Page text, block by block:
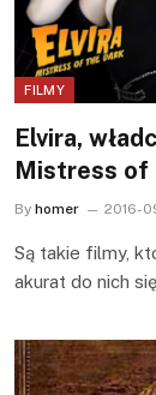
FILMY
Elvira,
Mistress of
By homer 2016-
Są takie filmy,
akurat do nich